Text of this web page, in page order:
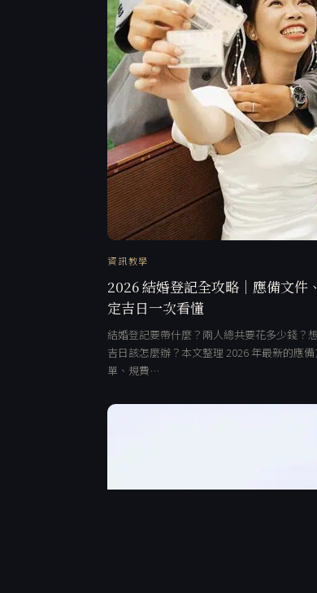
資訊教學
2026 結婚登記全攻略｜應備文件
定吉日一次看懂
結婚登記要帶什麼？兩人總共要花多少錢？
吉日該怎麼辦？本文整理 2026 年最新的應
單、規費…